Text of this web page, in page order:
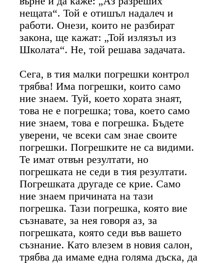
нещата“. Той е отишъл надалеч и
работи. Онези, които не разбират
закона, ще кажат: „Той излязъл из
Школата“. Не, той решава задачата.
Сега, в тия малки погрешки контрол
трябва! Има погрешки, които само
ние знаем. Туй, което хората знаят,
това не е погрешка; това, което само
ние знаем, това е погрешка. Бъдете
уверени, че всеки сам знае своите
погрешки. Погрешките не са видими.
Те имат отвън резултати, но
погрешката не седи в тия резултати.
Погрешката другаде се крие. Само
ние знаем причината на тази
погрешка. Тази погрешка, която вие
съзнавате, за нея говоря аз, за
погрешката, която седи във вашето
съзнание. Като влезем в новия салон,
трябва да имаме една голяма дъска, да